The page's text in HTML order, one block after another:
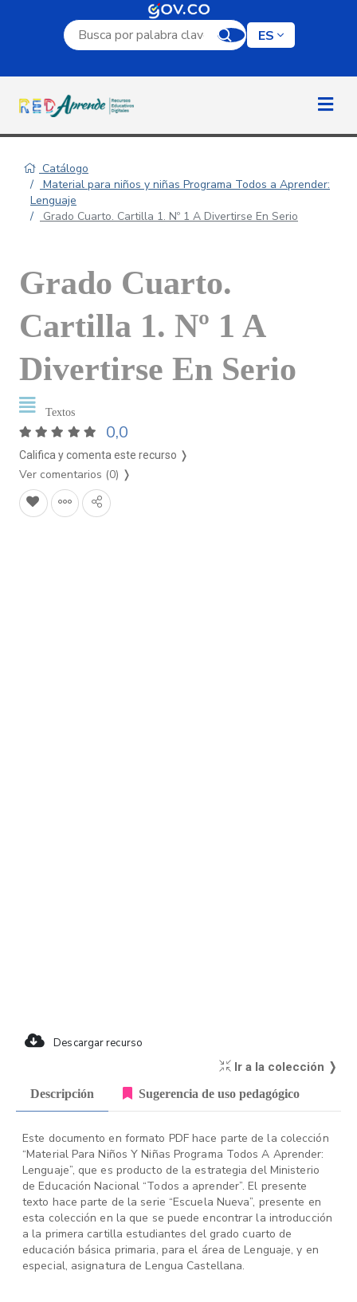
Campo de búsqueda por palabra clave
ES
Catálogo
Material para niños y niñas Programa Todos a Aprender:
Lenguaje
Grado Cuarto. Cartilla 1. Nº 1 A Divertirse En Serio
Grado Cuarto.
Cartilla 1. Nº 1 A
Divertirse En Serio
Textos
0,0
Califica y comenta este recurso ❭
Ver comentarios (0) ❭
Descargar recurso
Ir a la colección ❭
Descripción Sugerencia de uso pedagógico
Este documento en formato PDF hace parte de la colección
“Material Para Niños Y Niñas Programa Todos A Aprender:
Lenguaje”, que es producto de la estrategia del Ministerio
de Educación Nacional “Todos a aprender”. El presente
texto hace parte de la serie “Escuela Nueva”, presente en
esta colección en la que se puede encontrar la introducción
a la primera cartilla estudiantes del grado cuarto de
educación básica primaria, para el área de Lenguaje, y en
especial, asignatura de Lengua Castellana.